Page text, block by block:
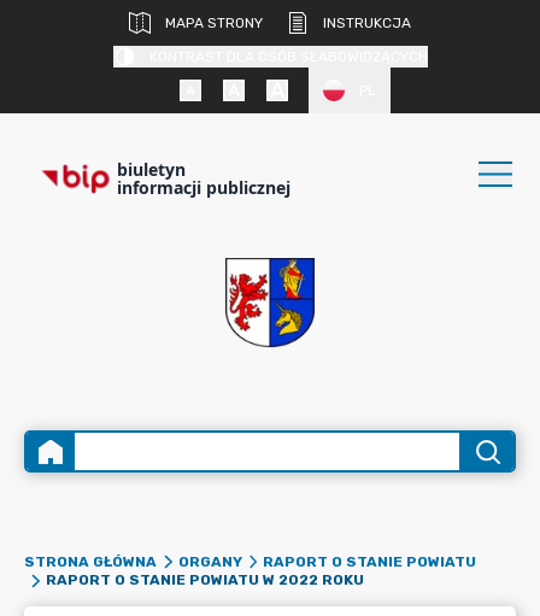
MAPA STRONY
INSTRUKCJA
biuletyn
informacji publicznej
STRONA GŁÓWNA ORGANY
RAPORT O STANIE POWIATU
RAPORT O STANIE POWIATU W 2022 ROKU